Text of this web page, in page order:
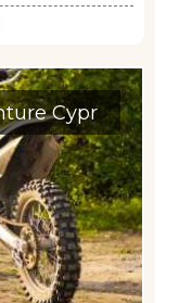
Cypr